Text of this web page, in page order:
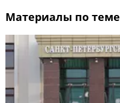
Материалы по теме